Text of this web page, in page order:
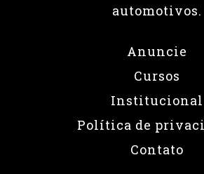
automotivos.
Anuncie
Cursos
Institucional
Política de
Contato